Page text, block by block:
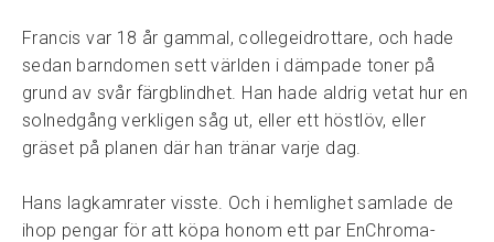
Francis var 18 år gammal, collegeidrottare, och hade
sedan barndomen sett världen i dämpade toner på
grund av svår färgblindhet. Han hade aldrig vetat hur en
solnedgång verkligen såg ut, eller ett höstlöv, eller
gräset på planen där han tränar varje dag.
Hans lagkamrater visste. Och i hemlighet samlade de
ihop pengar för att köpa honom ett par EnChroma-